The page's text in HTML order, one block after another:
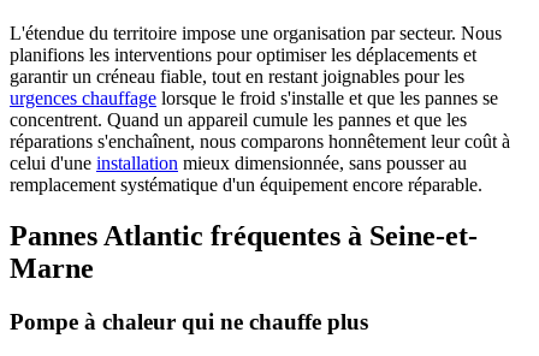
L'étendue du territoire impose une organisation par secteur. Nous
planifions les interventions pour optimiser les déplacements et
garantir un créneau fiable, tout en restant joignables pour les
urgences chauffage lorsque le froid s'installe et que les pannes se
concentrent. Quand un appareil cumule les pannes et que les
réparations s'enchaînent, nous comparons honnêtement leur coût à
celui d'une installation mieux dimensionnée, sans pousser au
remplacement systématique d'un équipement encore réparable.
Pannes Atlantic fréquentes à Seine-et-
Marne
Pompe à chaleur qui ne chauffe plus